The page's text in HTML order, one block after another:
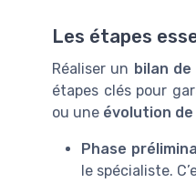
Les étapes
Réaliser un bilan
étapes clés pour
ou une évolution
Phase
le spécialiste.